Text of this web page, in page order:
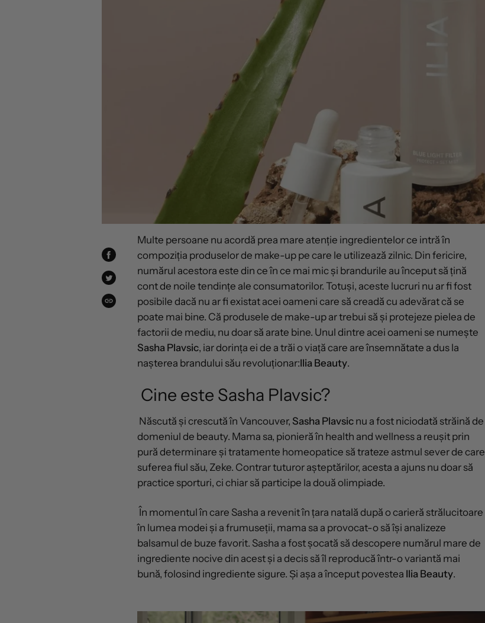
DISTRIBUIȚI
FACEBOOK
TWEET
TWITTER
COPIAT!
Multe persoane nu acordă prea mare atenție ingredientelor ce intră în
compoziția produselor de make-up pe care le utilizează zilnic. Din fericire,
numărul acestora este din ce în ce mai mic și brandurile au început să țină
cont de noile tendințe ale consumatorilor. Totuși, aceste lucruri nu ar fi fost
posibile dacă nu ar fi existat acei oameni care să creadă cu adevărat că se
poate mai bine. Că produsele de make-up ar trebui să și protejeze pielea de
factorii de mediu, nu doar să arate bine. Unul dintre acei oameni se numește
Sasha Plavsic, iar dorința ei de a trăi o viață care are însemnătate a dus la
nașterea brandului său revoluționar:Ilia Beauty.
Cine este Sasha Plavsic?
Născută și crescută în Vancouver,Sasha Plavsicnu a fost niciodată străină de
domeniul de beauty. Mama sa, pionieră în health and wellness a reușit prin
pură determinare și tratamente homeopatice să trateze astmul sever de care
suferea fiul său, Zeke. Contrar tuturor așteptărilor, acesta a ajuns nu doar să
practice sporturi, ci chiar să participe la două olimpiade.
În momentul în care Sasha a revenit în țara natală după o carieră strălucitoare
în lumea modei și a frumuseții, mama sa a provocat-o să își analizeze
balsamul de buze favorit. Sasha a fost șocată să descopere numărul mare de
ingrediente nocive din acest și a decis să îl reproducă într-o variantă mai
bună, folosind ingrediente sigure. Și așa a început povestea Ilia Beauty.